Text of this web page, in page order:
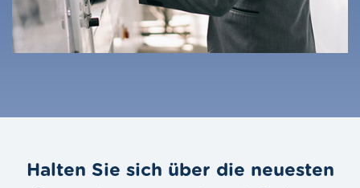
Halten Sie sich über die neuesten